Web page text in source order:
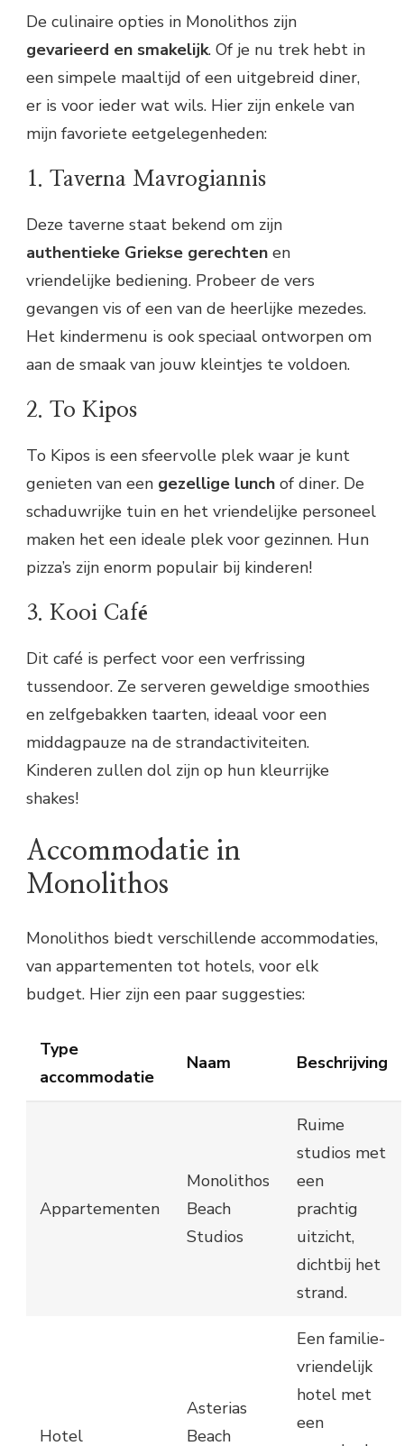
De culinaire opties in Monolithos zijn
gevarieerd en smakelijk. Of je nu trek hebt in
een simpele maaltijd of een uitgebreid diner,
er is voor ieder wat wils. Hier zijn enkele van
mijn favoriete eetgelegenheden:
1. Taverna Mavrogiannis
Deze taverne staat bekend om zijn
authentieke Griekse gerechten en
vriendelijke bediening. Probeer de vers
gevangen vis of een van de heerlijke mezedes.
Het kindermenu is ook speciaal ontworpen om
aan de smaak van jouw kleintjes te voldoen.
2. To Kipos
To Kipos is een sfeervolle plek waar je kunt
genieten van een gezellige lunch of diner. De
schaduwrijke tuin en het vriendelijke personeel
maken het een ideale plek voor gezinnen. Hun
pizza’s zijn enorm populair bij kinderen!
3. Kooi Café
Dit café is perfect voor een verfrissing
tussendoor. Ze serveren geweldige smoothies
en zelfgebakken taarten, ideaal voor een
middagpauze na de strandactiviteiten.
Kinderen zullen dol zijn op hun kleurrijke
shakes!
Accommodatie in
Monolithos
Monolithos biedt verschillende accommodaties,
van appartementen tot hotels, voor elk
budget. Hier zijn een paar suggesties:
Type
accommodatie
Naam Beschrijving
Appartementen
Monolithos
Beach
Studios
Ruime
studios met
een
prachtig
uitzicht,
dichtbij het
strand.
Hotel
Asterias
Beach
Een familie-
vriendelijk
hotel met
een